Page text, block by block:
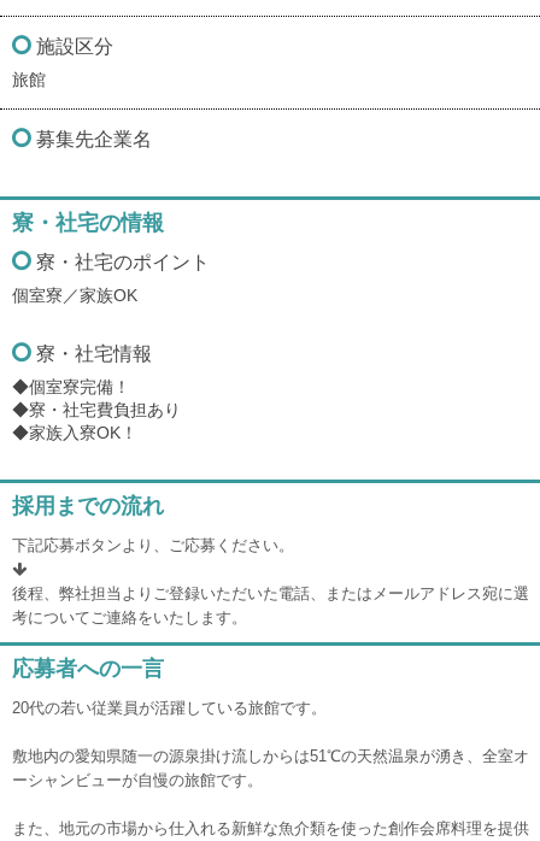
施設区分
旅館
募集先企業名
寮・社宅の情報
寮・社宅のポイント
個室寮／家族OK
寮・社宅情報
◆個室寮完備！
◆寮・社宅費負担あり
◆家族入寮OK！
採用までの流れ
下記応募ボタンより、ご応募ください。
後程、弊社担当よりご登録いただいた電話、またはメールアドレス宛に選
考についてご連絡をいたします。
応募者への一言
20代の若い従業員が活躍している旅館です。
敷地内の愛知県随一の源泉掛け流しからは51℃の天然温泉が湧き、全室オ
ーシャンビューが自慢の旅館です。
また、地元の市場から仕入れる新鮮な魚介類を使った創作会席料理を提供